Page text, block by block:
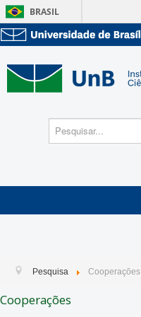
BRASIL
Pesquisa Cooperações
Cooperações